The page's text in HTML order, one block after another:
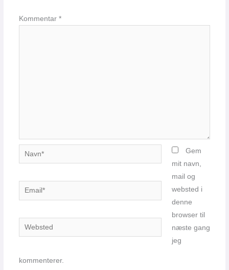
Kommentar *
Navn*
Email*
Websted
Gem
mit navn,
mail og
websted i
denne
browser til
næste gang
jeg
kommenterer.